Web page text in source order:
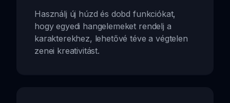
Használj új húzd és dobd funkciókat,
hogy egyedi hangelemeket rendelj a
karakterekhez, lehetővé téve a végtelen
zenei kreativitást.